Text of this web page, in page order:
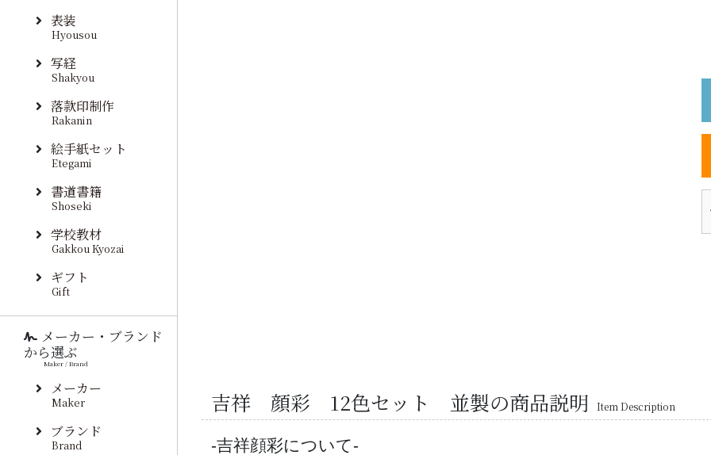
吉祥 顔彩 12色セット 並製の商品説明 Item Description
吉祥顔彩について
表装
Hyousou
写経
Shakyou
落款印制作
Rakanin
絵手紙セット
Etegami
書道書籍
Shoseki
学校教材
Gakkou Kyozai
ギフト
Gift
メーカー・ブランド
から選ぶ
Maker / Brand
メーカー
Maker
ブランド
Brand